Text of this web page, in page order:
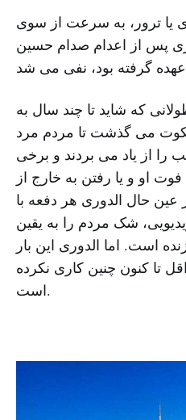
یا ترور، به سرعت از سوی
پس از اعدام صدام حسین
که شاید تا چند سال به
می گذشت تا مردم مرد
از یاد می بردند و برخی
او و یا رفتن به خارج از
حال الدوری هر دفعه با
شک مردم را به یقین
است. اما الدوری این بار
تا کنون چنین کاری نکرده
است.